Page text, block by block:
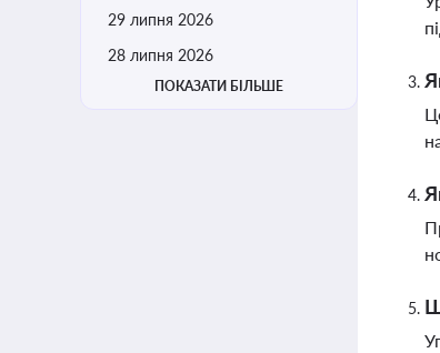
29 липня 2026
28 липня 2026
ПОКАЗАТИ БІЛЬШЕ